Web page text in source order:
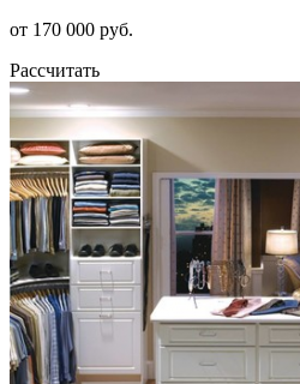
от 170 000 руб.
Рассчитать